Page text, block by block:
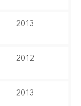
2013
2012
2013